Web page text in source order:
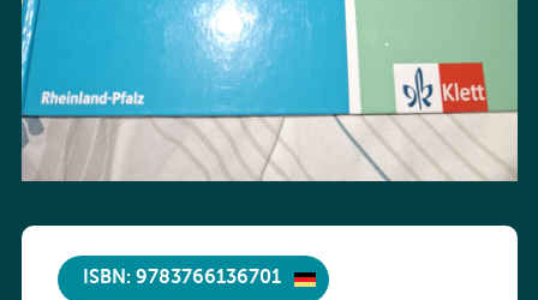
ISBN: 9783766136701